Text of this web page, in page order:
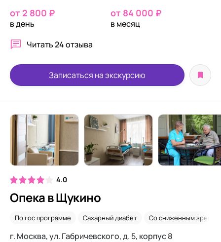
от 2 800 ₽
в день
от 84 000 ₽
в месяц
Читать24 отзыва
Записаться на экскурсию
4.0
Опека в Щукино
По гос программе Сахарный диабет Со сниженным
г. Москва, ул. Габричевского, д. 5, корпус 8